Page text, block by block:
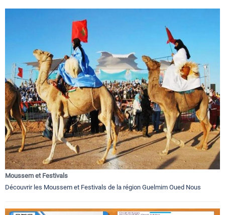
Moussem et Festivals
Découvrir les Moussem et Festivals de la région Guelmim Oued Nous